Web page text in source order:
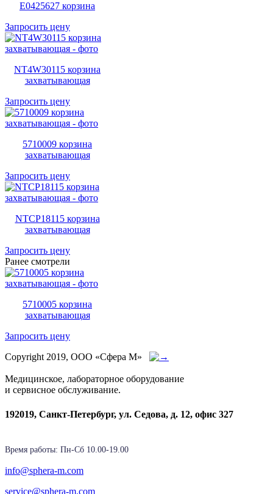
E0425627 корзина
Запросить цену
NT4W30115 корзина
захватывающая
Запросить цену
5710009 корзина
захватывающая
Запросить цену
NTCP18115 корзина
захватывающая
Запросить цену
Ранее смотрели
5710005 корзина
захватывающая
Запросить цену
Copyright 2019, ООО «Сфера М»
Медицинское, лабораторное оборудование
и сервисное обслуживание.
192019, Санкт-Петербург, ул. Седова, д. 12, офис 327
Время работы: Пн-Cб 10.00-19.00
info@sphera-m.com
service@sphera-m.com